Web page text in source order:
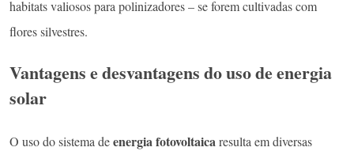
habitats valiosos para polinizadores – se forem cultivadas com
flores silvestres.
Vantagens e desvantagens do uso de energia
solar
O uso do sistema deenergia fotovoltaicaresulta em diversas